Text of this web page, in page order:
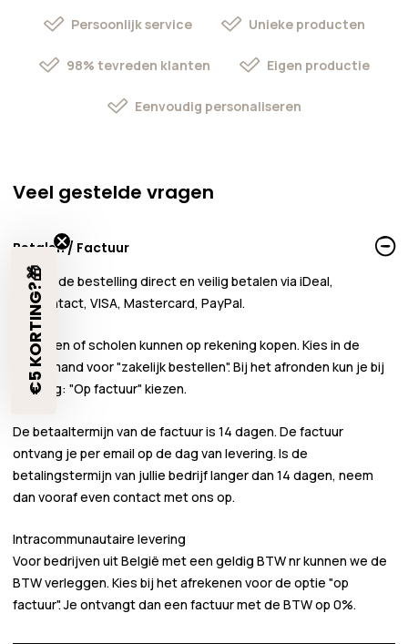
Persoonlijk service Unieke producten
98% tevreden klanten Eigen productie
Eenvoudig personaliseren
Veel gestelde vragen
Betalen / Factuur
Je kunt de bestelling direct en veilig betalen via iDeal,
Bancontact, VISA, Mastercard, PayPal.
Bedrijven of scholen kunnen op rekening kopen. Kies in de
winkelmand voor"zakelijk bestellen". Bij het afronden kun je bij
betaling: "Op factuur" kiezen.
De betaaltermijn van de factuur is 14 dagen. De factuur
ontvang je per email op de dag van levering. Is de
betalingstermijn van jullie bedrijf langer dan 14 dagen, neem
dan vooraf even contact met ons op.
Intracommunautaire levering
Voor bedrijven uit België met een geldig BTW nr kunnen we de
BTW verleggen. Kies bij het afrekenen voor de optie "op
factuur". Je ontvangt dan een factuur met de BTW op 0%.
€5 KORTING?🎁